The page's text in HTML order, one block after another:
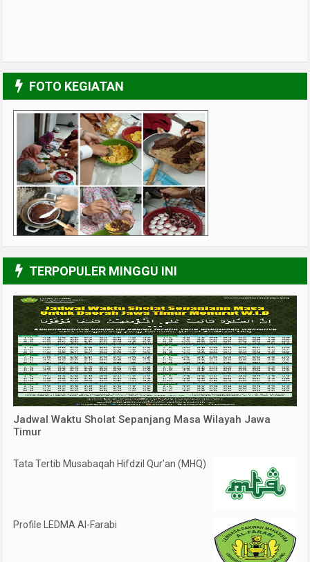
FOTO KEGIATAN
TERPOPULER MINGGU INI
Jadwal Waktu Sholat Sepanjang Masa Wilayah Jawa
Timur
Tata Tertib Musabaqah Hifdzil Qur’an (MHQ)
Profile LEDMA Al-Farabi